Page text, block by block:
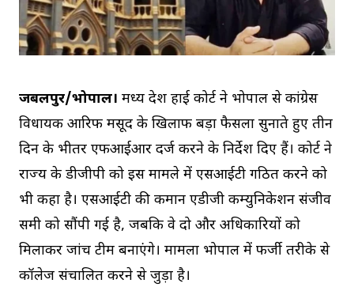
जबलपुर/भोपाल। मध्य प्रदेश हाई कोर्ट ने भोपाल से कांग्रेस
विधायक आरिफ मसूद के खिलाफ बड़ा फैसला सुनाते हुए तीन
दिन के भीतर एफआईआर दर्ज करने के निर्देश दिए हैं। कोर्ट ने
राज्य के डीजीपी को इस मामले में एसआईटी गठित करने को
भी कहा है। एसआईटी की कमान एडीजी कम्युनिकेशन संजीव
समी को सौंपी गई है, जबकि वे दो और अधिकारियों को
मिलाकर जांच टीम बनाएंगे। मामला भोपाल में फर्जी तरीके से
कॉलेज संचालित करने से जुड़ा है।